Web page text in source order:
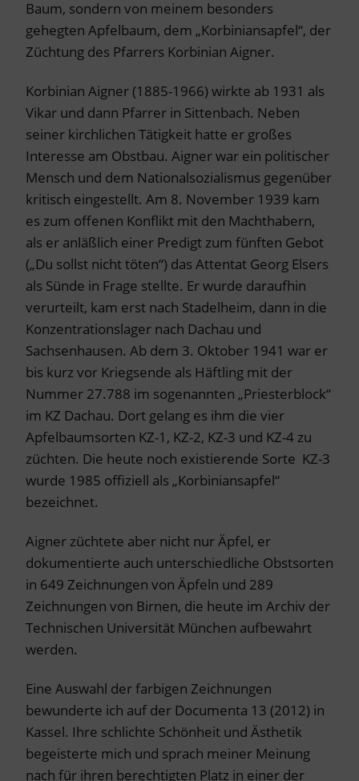
Baum, sondern von meinem besonders
gehegten Apfelbaum, dem „Korbiniansapfel“, der
Züchtung des Pfarrers Korbinian Aigner.
Korbinian Aigner (1885-1966) wirkte ab 1931 als
Vikar und dann Pfarrer in Sittenbach. Neben
seiner kirchlichen Tätigkeit hatte er großes
Interesse am Obstbau. Aigner war ein politischer
Mensch und dem Nationalsozialismus gegenüber
kritisch eingestellt. Am 8. November 1939 kam
es zum offenen Konflikt mit den Machthabern,
als er anläßlich einer Predigt zum fünften Gebot
(„Du sollst nicht töten“) das Attentat Georg Elsers
als Sünde in Frage stellte. Er wurde daraufhin
verurteilt, kam erst nach Stadelheim, dann in die
Konzentrationslager nach Dachau und
Sachsenhausen. Ab dem 3. Oktober 1941 war er
bis kurz vor Kriegsende als Häftling mit der
Nummer 27.788 im sogenannten „Priesterblock“
im KZ Dachau. Dort gelang es ihm die vier
Apfelbaumsorten KZ-1, KZ-2, KZ-3 und KZ-4 zu
züchten. Die heute noch existierende Sorte KZ-3
wurde 1985 offiziell als „Korbiniansapfel“
bezeichnet.
Aigner züchtete aber nicht nur Äpfel, er
dokumentierte auch unterschiedliche Obstsorten
in 649 Zeichnungen von Äpfeln und 289
Zeichnungen von Birnen, die heute im Archiv der
Technischen Universität München aufbewahrt
werden.
Eine Auswahl der farbigen Zeichnungen
bewunderte ich auf der Documenta 13 (2012) in
Kassel. Ihre schlichte Schönheit und Ästhetik
begeisterte mich und sprach meiner Meinung
nach für ihren berechtigten Platz in einer der